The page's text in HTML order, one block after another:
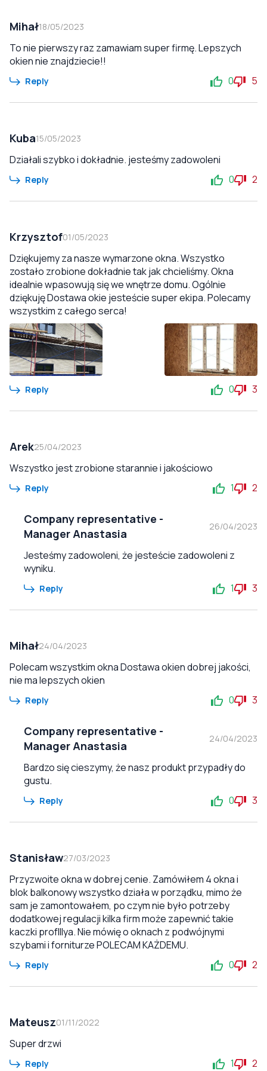
Mihał18/05/2023
To nie pierwszy raz zamawiam super firmę. Lepszych
okien nie znajdziecie!!
Reply 0 5
Kuba15/05/2023
Działali szybko i dokładnie. jesteśmy zadowoleni
Reply 0 2
Krzysztof01/05/2023
Dziękujemy za nasze wymarzone okna. Wszystko
zostało zrobione dokładnie tak jak chcieliśmy. Okna
idealnie wpasowują się we wnętrze domu. Ogólnie
dziękuję Dostawa okie jesteście super ekipa. Polecamy
wszystkim z całego serca!
Reply 0 3
Arek25/04/2023
Wszystko jest zrobione starannie i jakościowo
Reply 1 2
Company representative -
Manager Anastasia
26/04/2023
Jesteśmy zadowoleni, że jesteście zadowoleni z
wyniku.
Reply 1 3
Mihał24/04/2023
Polecam wszystkim okna Dostawa okien dobrej jakości,
nie ma lepszych okien
Reply 0 3
Company representative -
Manager Anastasia
24/04/2023
Bardzo się cieszymy, że nasz produkt przypadły do
gustu.
Reply 0 3
Stanisław27/03/2023
Przyzwoite okna w dobrej cenie. Zamówiłem 4 okna i
blok balkonowy wszystko działa w porządku, mimo że
sam je zamontowałem, po czym nie było potrzeby
dodatkowej regulacji kilka firm może zapewnić takie
kaczki profIllya. Nie mówię o oknach z podwójnymi
szybami i forniturze POLECAM KAŻDEMU.
Reply 0 2
Mateusz01/11/2022
Super drzwi
Reply 1 2